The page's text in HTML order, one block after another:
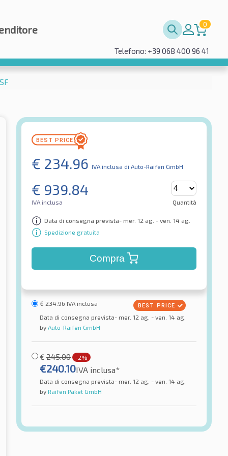
0
Telefono: +39 068 400 96 41
€ 234.96 IVA inclusa di Auto-Raifen GmbH
€ 939.84
IVA inclusa Quantità
Data di consegna prevista- mer. 12 ag. - ven. 14 ag.
Spedizione gratuita
Compra
€ 234.96 IVA inclusa
Data di consegna prevista- mer. 12 ag. - ven. 14 ag.
by Auto-Raifen GmbH
€ 245.00 -2%
€240.10IVA inclusa*
Data di consegna prevista- mer. 12 ag. - ven. 14 ag.
by Raifen Paket GmbH